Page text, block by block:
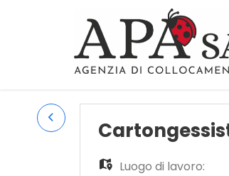
Luogo di lavoro: